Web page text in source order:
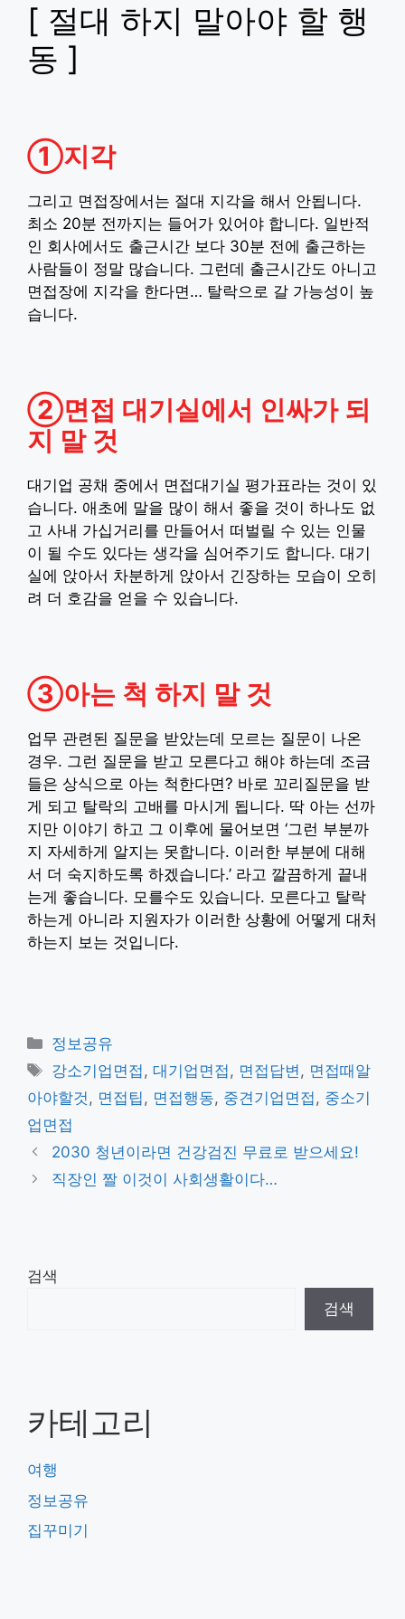
[ 절대 하지 말아야 할 행
동 ]
①지각
그리고 면접장에서는 절대 지각을 해서 안됩니다.
최소 20분 전까지는 들어가 있어야 합니다. 일반적
인 회사에서도 출근시간 보다 30분 전에 출근하는
사람들이 정말 많습니다. 그런데 출근시간도 아니고
면접장에 지각을 한다면… 탈락으로 갈 가능성이 높
습니다.
②면접 대기실에서 인싸가 되
지 말 것
대기업 공채 중에서 면접대기실 평가표라는 것이 있
습니다. 애초에 말을 많이 해서 좋을 것이 하나도 없
고 사내 가십거리를 만들어서 떠벌릴 수 있는 인물
이 될 수도 있다는 생각을 심어주기도 합니다. 대기
실에 앉아서 차분하게 앉아서 긴장하는 모습이 오히
려 더 호감을 얻을 수 있습니다.
③아는 척 하지 말 것
업무 관련된 질문을 받았는데 모르는 질문이 나온
경우. 그런 질문을 받고 모른다고 해야 하는데 조금
들은 상식으로 아는 척한다면? 바로 꼬리질문을 받
게 되고 탈락의 고배를 마시게 됩니다. 딱 아는 선까
지만 이야기 하고 그 이후에 물어보면 ‘그런 부분까
지 자세하게 알지는 못합니다. 이러한 부분에 대해
서 더 숙지하도록 하겠습니다.’ 라고 깔끔하게 끝내
는게 좋습니다. 모를수도 있습니다. 모른다고 탈락
하는게 아니라 지원자가 이러한 상황에 어떻게 대처
하는지 보는 것입니다.
카
테
리
정보공유
태
그
강소기업면접,대기업면접, 면접답변, 면접때알
아야할것, 면접팁, 면접행동, 중견기업면접, 중소기
업면접
2030 청년이라면 건강검진 무료로 받으세요!
직장인 짤 이것이 사회생활이다…
검색
검색
카테고리
여행
정보공유
집꾸미기